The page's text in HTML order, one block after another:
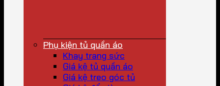
Phụ kiện tủ quần áo
Khay trang sức
Giá kệ tủ quần áo
Giá kệ treo góc tủ